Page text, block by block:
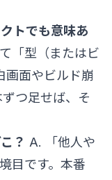
トでも意味あ
「型（またはビ
画面やビルド崩
つ足せば、そ
？ A. 「他人や
目です。本番